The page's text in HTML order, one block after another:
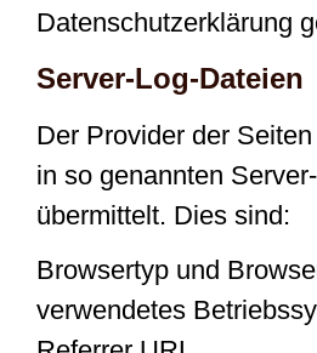
Datenschutzerklärung
Server-Log-Dateien
Der Provider der
in so genannten
übermittelt. Dies sind:
Browsertyp und
verwendetes